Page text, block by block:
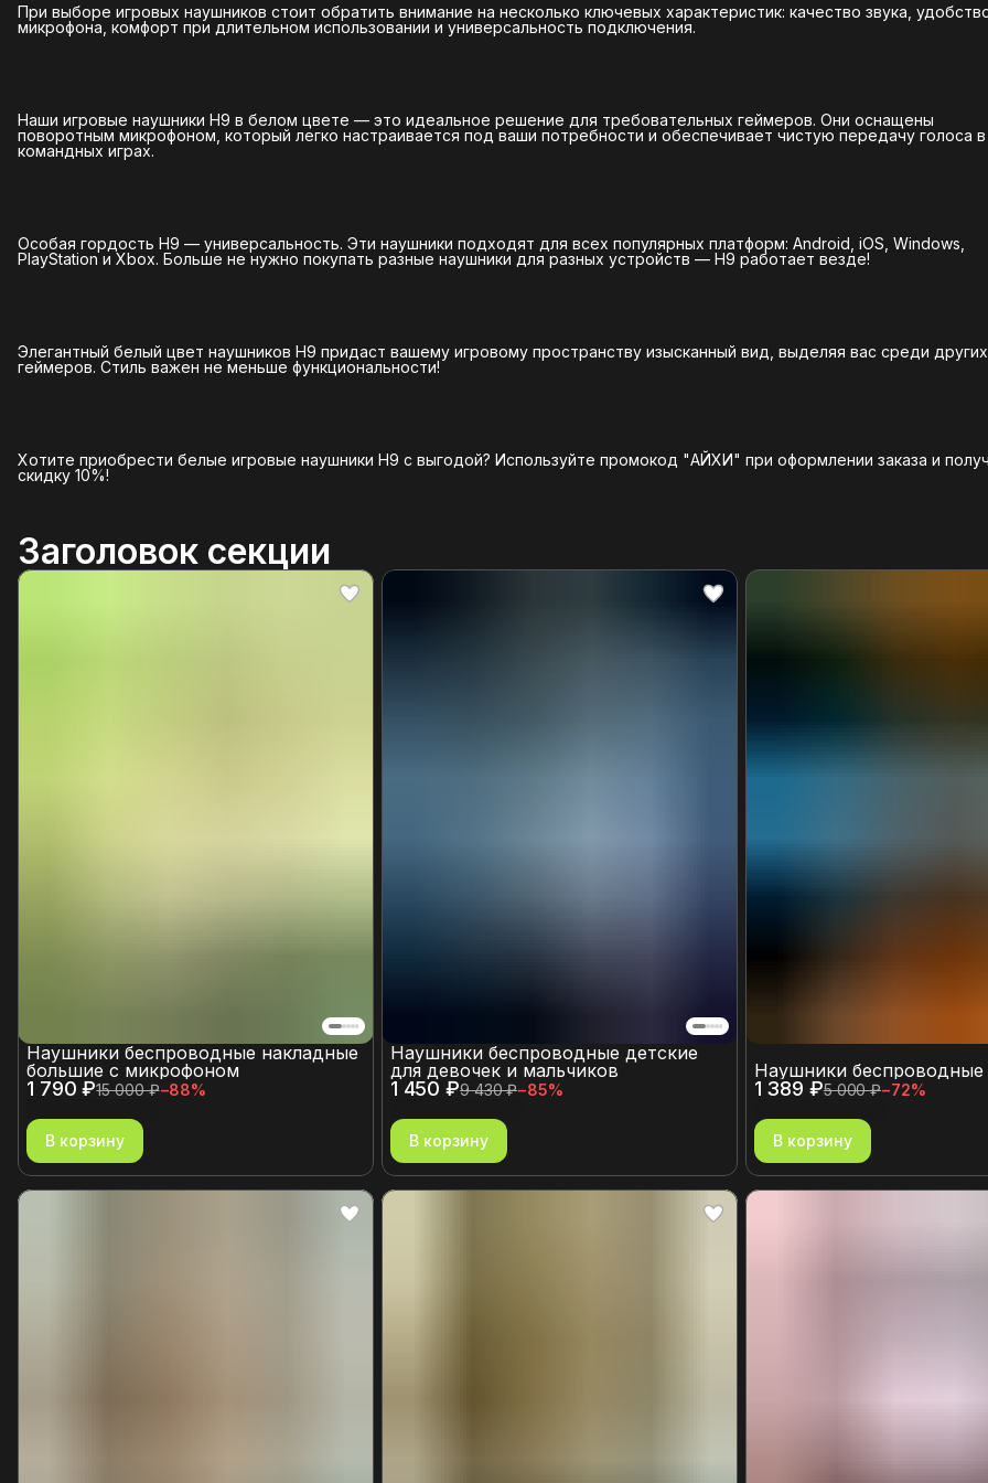
При выборе игровых наушников стоит обратить внимание на несколько ключевых характеристик: качество звука,
микрофона, комфорт при длительном использовании и универсальность подключения.
Наши игровые наушники H9 в белом цвете — это идеальное решение для требовательных геймеров. Они оснащены
поворотным микрофоном, который легко настраивается под ваши потребности и обеспечивает чистую передачу голоса в
командных играх.
Особая гордость H9 — универсальность. Эти наушники подходят для всех популярных платформ: Android, iOS, Windows,
PlayStation и Xbox. Больше не нужно покупать разные наушники для разных устройств — H9 работает везде!
Элегантный белый цвет наушников H9 придаст вашему игровому пространству изысканный вид, выделяя вас среди других
геймеров. Стиль важен не меньше функциональности!
Хотите приобрести белые игровые наушники H9 с выгодой? Используйте промокод "АЙХИ" при оформлении заказа и
скидку 10%!
Заголовок секции
1 790 ₽15 000 ₽−88%
Наушники беспроводные накладные
большие с микрофоном
В корзину
1 450 ₽9 430 ₽−85%
Наушники беспроводные детские
для девочек и мальчиков
В корзину
1 389 ₽5 000 ₽−72%
Наушники беспроводные
В корзину